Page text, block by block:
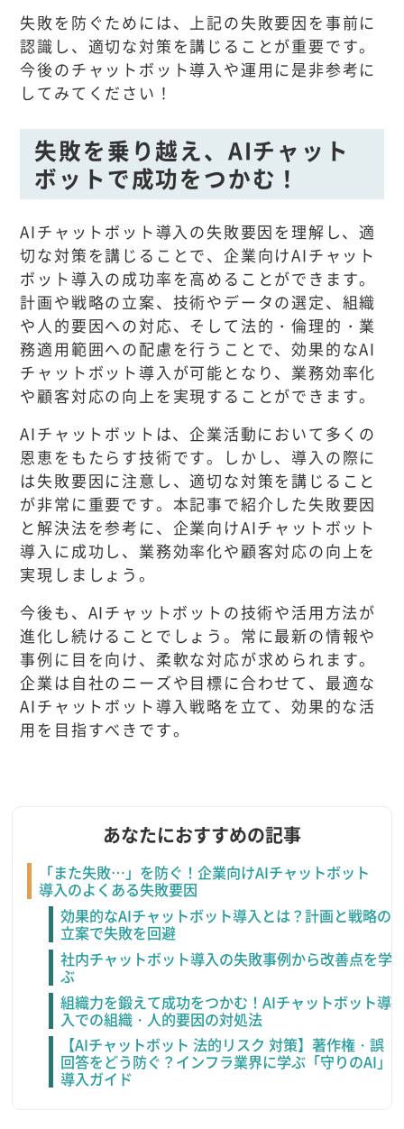
失敗を防ぐためには、上記の失敗要因を事前に
認識し、適切な対策を講じることが重要です。
今後のチャットボット導入や運用に是非参考に
してみてください！
失敗を乗り越え、AIチャット
ボットで成功をつかむ！
AIチャットボット導入の失敗要因を理解し、適
切な対策を講じることで、企業向けAIチャット
ボット導入の成功率を高めることができます。
計画や戦略の立案、技術やデータの選定、組織
や人的要因への対応、そして法的・倫理的・業
務適用範囲への配慮を行うことで、効果的なAI
チャットボット導入が可能となり、業務効率化
や顧客対応の向上を実現することができます。
AIチャットボットは、企業活動において多くの
恩恵をもたらす技術です。しかし、導入の際に
は失敗要因に注意し、適切な対策を講じること
が非常に重要です。本記事で紹介した失敗要因
と解決法を参考に、企業向けAIチャットボット
導入に成功し、業務効率化や顧客対応の向上を
実現しましょう。
今後も、AIチャットボットの技術や活用方法が
進化し続けることでしょう。常に最新の情報や
事例に目を向け、柔軟な対応が求められます。
企業は自社のニーズや目標に合わせて、最適な
AIチャットボット導入戦略を立て、効果的な活
用を目指すべきです。
あなたにおすすめの記事
「また失敗…」を防ぐ！企業向けAIチャットボット
導入のよくある失敗要因
効果的なAIチャットボット導入とは？計画と戦略の
立案で失敗を回避
社内チャットボット導入の失敗事例から改善点を学
ぶ
組織力を鍛えて成功をつかむ！AIチャットボット導
入での組織・人的要因の対処法
【AIチャットボット 法的リスク 対策】著作権・誤
回答をどう防ぐ？インフラ業界に学ぶ「守りのAI」
導入ガイド